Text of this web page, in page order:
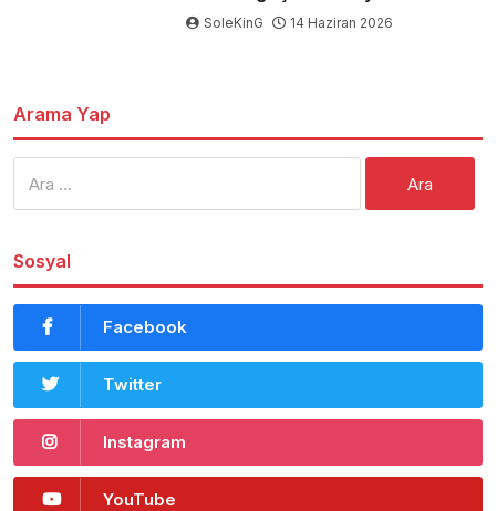
SoleKinG 14 Haziran 2026
Arama Yap
Sosyal
Facebook
Twitter
Instagram
YouTube